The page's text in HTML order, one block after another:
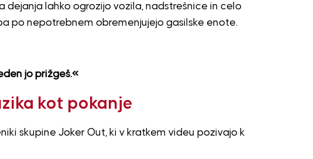
dejanja lahko ogrozijo vozila, nadstrešnice in celo
po nepotrebnem obremenjujejo gasilske enote.
jo prižgeš.«
kot pokanje
skupine Joker Out, ki v kratkem videu pozivajo k